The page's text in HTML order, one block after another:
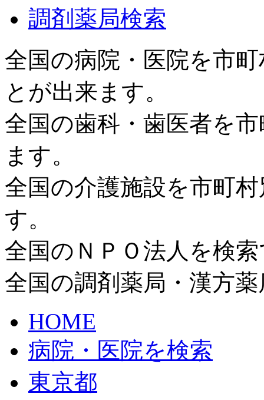
調剤薬局検索
全国の病院・医院を市
とが出来ます。
全国の歯科・歯医者を
ます。
全国の介護施設を市町
す。
全国のＮＰＯ法人を検
全国の調剤薬局・漢方
HOME
病院・医院を検索
東京都